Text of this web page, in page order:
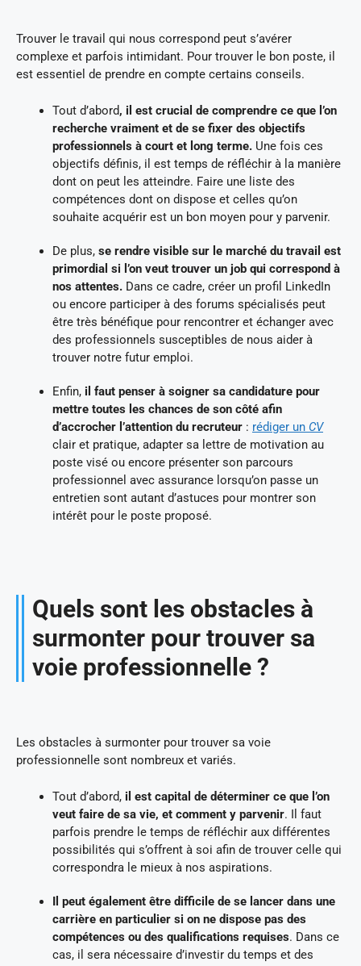
Trouver le travail qui nous correspond peut s’avérer
complexe et parfois intimidant. Pour trouver le bon poste, il
est essentiel de prendre en compte certains conseils.
Tout d’abord, il est crucial de comprendre ce que l’on
recherche vraiment et de se fixer des objectifs
professionnels à court et long terme. Une fois ces
objectifs définis, il est temps de réfléchir à la manière
dont on peut les atteindre. Faire une liste des
compétences dont on dispose et celles qu’on
souhaite acquérir est un bon moyen pour y parvenir.
De plus, se rendre visible sur le marché du travail est
primordial si l’on veut trouver un job qui correspond à
nos attentes. Dans ce cadre, créer un profil LinkedIn
ou encore participer à des forums spécialisés peut
être très bénéfique pour rencontrer et échanger avec
des professionnels susceptibles de nous aider à
trouver notre futur emploi.
Enfin, il faut penser à soigner sa candidature pour
mettre toutes les chances de son côté afin
d’accrocher l’attention du recruteur : rédiger un CV
clair et pratique, adapter sa lettre de motivation au
poste visé ou encore présenter son parcours
professionnel avec assurance lorsqu’on passe un
entretien sont autant d’astuces pour montrer son
intérêt pour le poste proposé.
Quels sont les obstacles à
surmonter pour trouver sa
voie professionnelle ?
Les obstacles à surmonter pour trouver sa voie
professionnelle sont nombreux et variés.
Tout d’abord, il est capital de déterminer ce que l’on
veut faire de sa vie, et comment y parvenir. Il faut
parfois prendre le temps de réfléchir aux différentes
possibilités qui s’offrent à soi afin de trouver celle qui
correspondra le mieux à nos aspirations.
Il peut également être difficile de se lancer dans une
carrière en particulier si on ne dispose pas des
compétences ou des qualifications requises. Dans ce
cas, il sera nécessaire d’investir du temps et des